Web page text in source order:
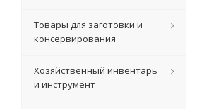
Товары для заготовки и
консервирования
Хозяйственный инвентарь
и инструмент